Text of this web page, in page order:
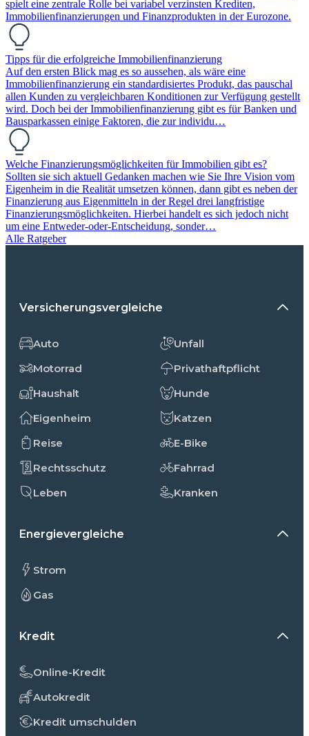
spielt eine zentrale Rolle bei variabel verzinsten Krediten,
Immobilienfinanzierungen und Finanzprodukten in der Eurozone.
Tipps für die erfolgreiche Immobilienfinanzierung
Auf den ersten Blick mag es so aussehen, als wäre eine
Immobilienfinanzierung ein standardisiertes Produkt, das pauschal
allen Kunden zu vergleichbaren Konditionen zur Verfügung gestellt
wird. Doch bei der Immobilienfinanzierung gibt es für Banken und
Bausparkassen einige Faktoren, die zur individu…
Welche Finanzierungsmöglichkeiten für Immobilien gibt es?
Sollten sie sich aktuell Gedanken machen wie Sie Ihre Vision vom
Eigenheim in die Realität umsetzen können, dann gibt es neben der
Finanzierung aus Eigenmitteln in der Regel drei langfristige
Finanzierungsmöglichkeiten. Hierbei handelt es sich jedoch nicht
um eine Entweder-oder-Entscheidung, sonder…
Alle Ratgeber
Versicherungsvergleiche
Auto
Motorrad
Haushalt
Eigenheim
Reise
Rechtsschutz
Leben
Unfall
Privathaftpflicht
Hunde
Katzen
E-Bike
Fahrrad
Kranken
Energievergleiche
Strom
Gas
Kredit
Online-Kredit
Autokredit
Kredit umschulden